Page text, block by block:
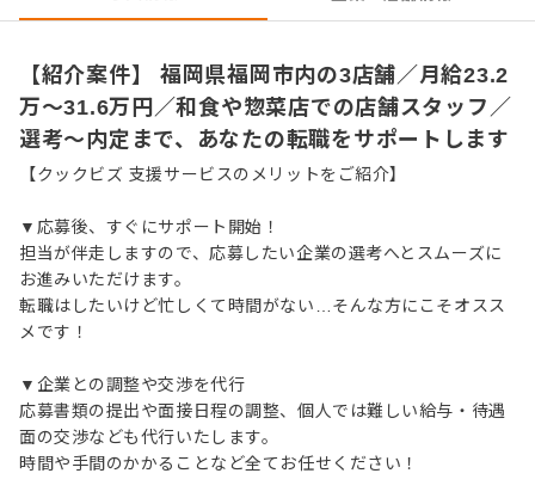
【紹介案件】 福岡県福岡市内の3店舗／月給23.2
万〜31.6万円／和食や惣菜店での店舗スタッフ／
選考～内定まで、あなたの転職をサポートします
【クックビズ 支援サービスのメリットをご紹介】
▼応募後、すぐにサポート開始！
担当が伴走しますので、応募したい企業の選考へとスムーズに
お進みいただけます。
転職はしたいけど忙しくて時間がない…そんな方にこそオスス
メです！
▼企業との調整や交渉を代行
応募書類の提出や面接日程の調整、個人では難しい給与・待遇
面の交渉なども代行いたします。
時間や手間のかかることなど全てお任せください！